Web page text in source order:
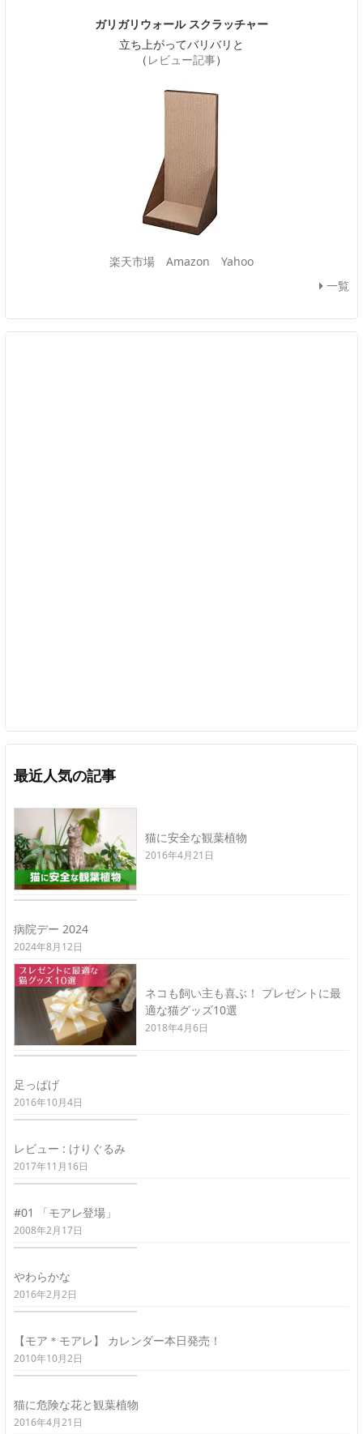
ガリガリウォール スクラッチャー
立ち上がってバリバリと
（ レビュー記事）
楽天市場 Amazon
Yahoo
一覧
最近人気の記事
猫に安全な観葉植物
2016年4月21日
病院デー 2024
2024年8月12日
ネコも飼い主も喜ぶ！ プレゼントに最
適な猫グッズ10選
2018年4月6日
足っぱげ
2016年10月4日
レビュー : けりぐるみ
2017年11月16日
#01 「モアレ登場」
2008年2月17日
やわらかな
2016年2月2日
【モア＊モアレ】 カレンダー本日発売！
2010年10月2日
猫に危険な花と観葉植物
2016年4月21日